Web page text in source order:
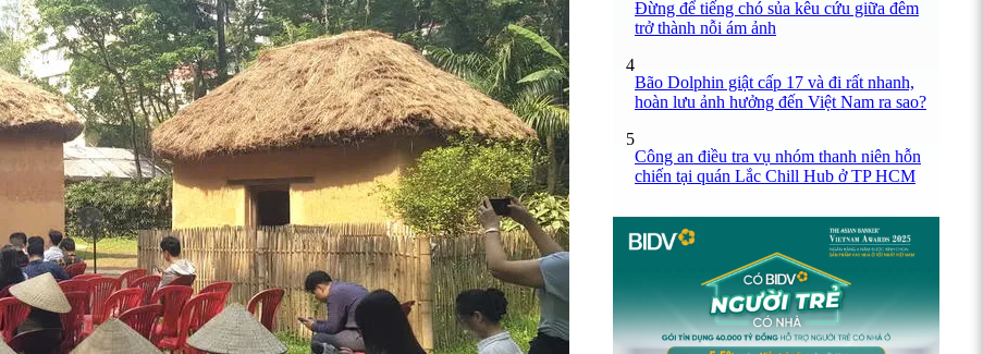
Đừng để tiếng chó sủa kêu cứu giữa đêm
trở thành nỗi ám ảnh
4
Bão Dolphin giật cấp 17 và đi rất nhanh,
hoàn lưu ảnh hưởng đến Việt Nam ra sao?
5
Công an điều tra vụ nhóm thanh niên hỗn
chiến tại quán Lắc Chill Hub ở TP HCM